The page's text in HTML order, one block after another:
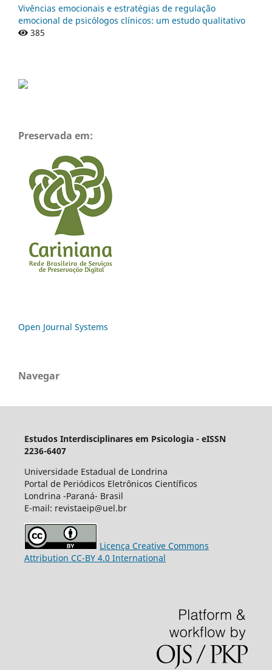
Vivências emocionais e estratégias de regulação
emocional de psicólogos clínicos: um estudo qualitativo
385
Preservada em:
Open Journal Systems
Navegar
Estudos Interdisciplinares em Psicologia - eISSN
2236-6407
Universidade Estadual de Londrina
Portal de Periódicos Eletrônicos Científicos
Londrina -Paraná- Brasil
E-mail: revistaeip@uel.br
Licença Creative Commons
Attribution CC-BY 4.0 International